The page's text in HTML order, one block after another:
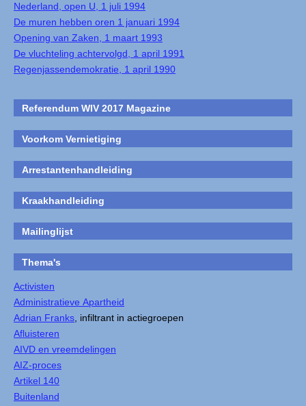
Nederland, open U, 1 juli 1994
De muren hebben oren 1 januari 1994
Opening van Zaken, 1 maart 1993
De vluchteling achtervolgd, 1 april 1991
Regenjassendemokratie, 1 april 1990
Referendum WIV 2017 Magazine
Voorkom Vernietiging
Arrestantenhandleiding
Kraakhandleiding
Mailinglijst
Thema's
Activisten
Administratieve Apartheid
Adrian Franks , infiltrant in actiegroepen
Afluisteren
AIVD en vreemdelingen
AIZ-proces
Artikel 140
Buitenland